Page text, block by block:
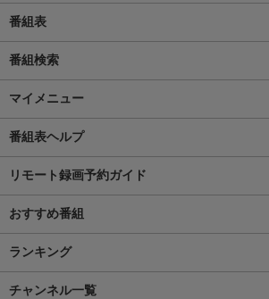
番組表
番組検索
マイメニュー
番組表ヘルプ
リモート録画予約ガイド
おすすめ番組
ランキング
チャンネル一覧